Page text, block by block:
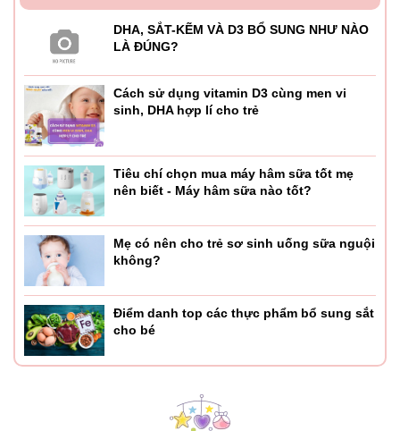
DHA, SẮT-KẼM VÀ D3 BỔ SUNG NHƯ NÀO
LÀ ĐÚNG?
Cách sử dụng vitamin D3 cùng men vi
sinh, DHA hợp lí cho trẻ
Tiêu chí chọn mua máy hâm sữa tốt mẹ
nên biết - Máy hâm sữa nào tốt?
Mẹ có nên cho trẻ sơ sinh uống sữa nguội
không?
Điểm danh top các thực phẩm bổ sung sắt
cho bé